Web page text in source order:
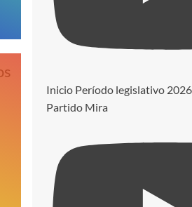
Inicio Período legislativo
Partido Mira